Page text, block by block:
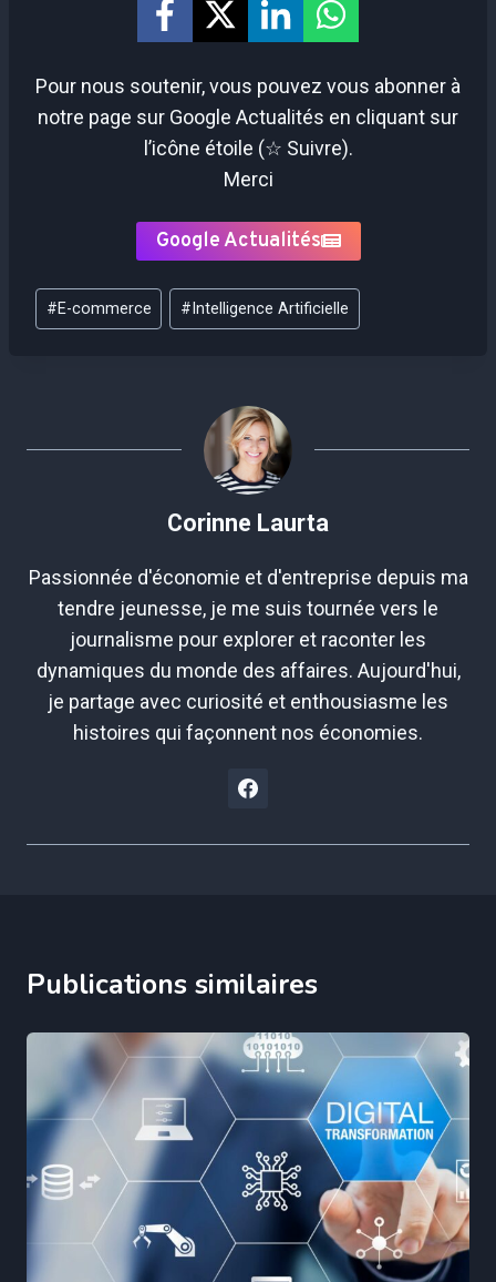
Pour nous soutenir, vous pouvez vous abonner à
notre page sur Google Actualités en cliquant sur
l’icône étoile (☆ Suivre).
Merci
Google Actualités
Étiquettes
de
#E-commerce # Intelligence Artificielle
Corinne Laurta
Passionnée d'économie et d'entreprise depuis ma
tendre jeunesse, je me suis tournée vers le
journalisme pour explorer et raconter les
dynamiques du monde des affaires. Aujourd'hui,
je partage avec curiosité et enthousiasme les
histoires qui façonnent nos économies.
Publications similaires